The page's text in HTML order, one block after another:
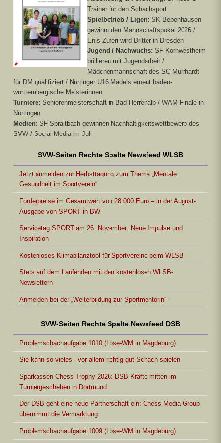
Trainer für den Schachsport
Spielbetrieb / Ligen: SK Bebenhausen
gewinnt den Mannschaftspokal 2026 /
Enis Zuferi wird Dritter in Dresden
Jugend / Nachwuchs: SF Kornwestheim
brillieren mit Jugendarbeit /
Mädchenmannschaft des SC Murrhardt
für DM qualifiziert / Nürtinger U16 Mädels erneut baden-
württembergische Meisterinnen
Turniere: Seniorenmeisterschaft in Bad Herrenalb / WAM Finale in
Nürtingen
Medien: SF Spraitbach gewinnen Nachhaltigkeitswettbewerb des
SVW / Social Media im Juli
SVW-Seiten Rechte Spalte Newsfeed WLSB
Jetzt anmelden zur Herbsttagung zum Thema „Mentale
Gesundheit im Sportverein“
Förderpreise im Gesamtwert von 28.000 Euro – in der August-
Ausgabe von SPORT in BW
Servicetag SPORT am 26. November: Neue Impulse und
Inspiration
Kostenloses Klimabilanztool für Sportvereine beim WLSB
Stets auf dem Laufenden mit den kostenlosen WLSB-
Newslettern
Anmelden bei der „Weiterbildung zur Sportmentorin“
SVW-Seiten Rechte Spalte Newsfeed DSB
Problemschachaufgabe 1010 (Löse-WM in Magdeburg)
Sie kann so vieles - vor allem richtig gut Schach spielen
Sparkassen Chess Trophy 2026: DSB-Kräfte mitten im
Turniergeschehen in Dortmund
Der DSB geht eine neue Partnerschaft ein: Chess Media Group
übernimmt die Vermarktung
Problemschachaufgabe 1009 (Löse-WM in Magdeburg)